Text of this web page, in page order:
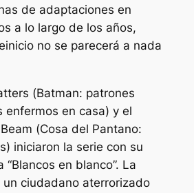
de adaptaciones en
a lo largo de los años,
no se parecerá a nada
(Batman: patrones
enfermos en casa) y el
(Cosa del Pantano:
) iniciaron la serie con su
“Blancos en blanco”. La
un ciudadano aterrorizado